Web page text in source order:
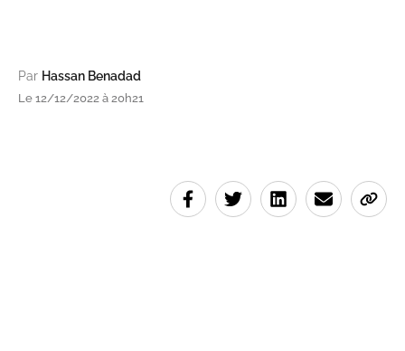
Par Hassan Benadad
Le 12/12/2022 à 20h21